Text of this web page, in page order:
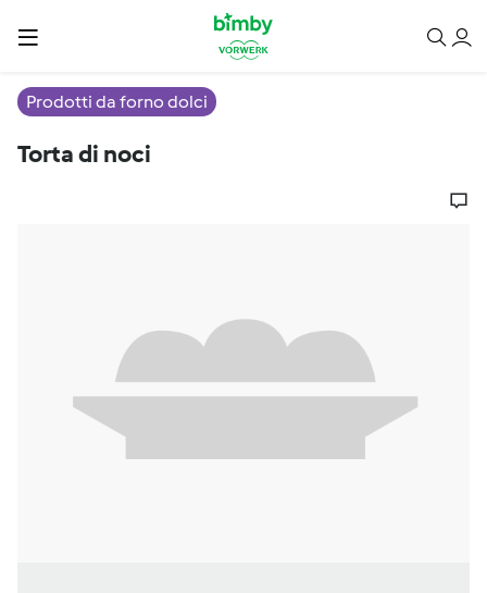
Prodotti da forno dolci
Torta di noci